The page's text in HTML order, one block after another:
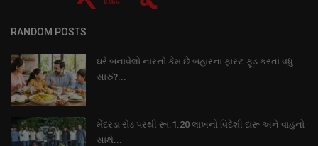
RANDOM POSTS
ઘરે બનાવેલો નાસ્તો કેમ છે બહારના ફાસ્ટ ફૂડ કરતાં વધુ
સારું?...
મેંદરડા રોડ પરથી રૂા.1.20 લાખનો વિદેશી દારૂ અને વાહનો
સાથે...